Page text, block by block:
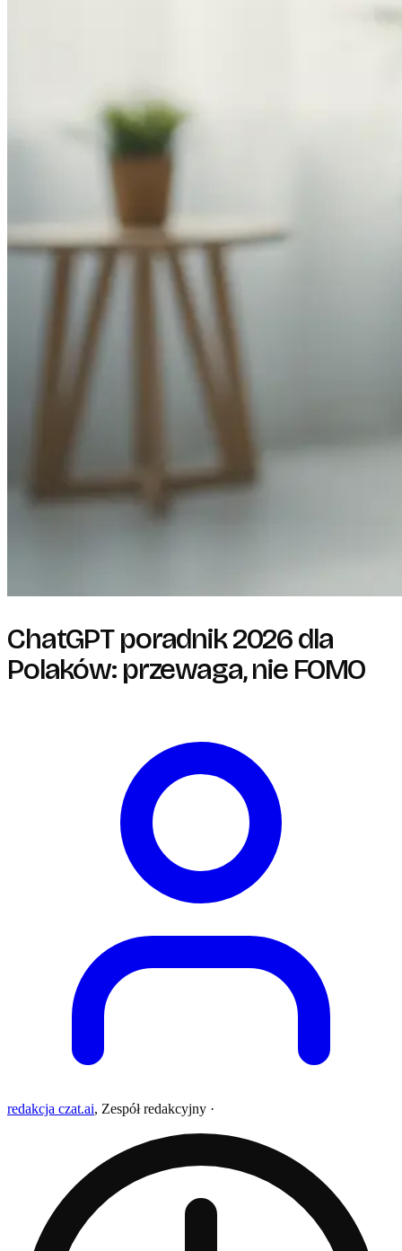
ChatGPT poradnik 2026 dla
Polaków: przewaga, nie FOMO
redakcja czat.ai, Zespół redakcyjny ·